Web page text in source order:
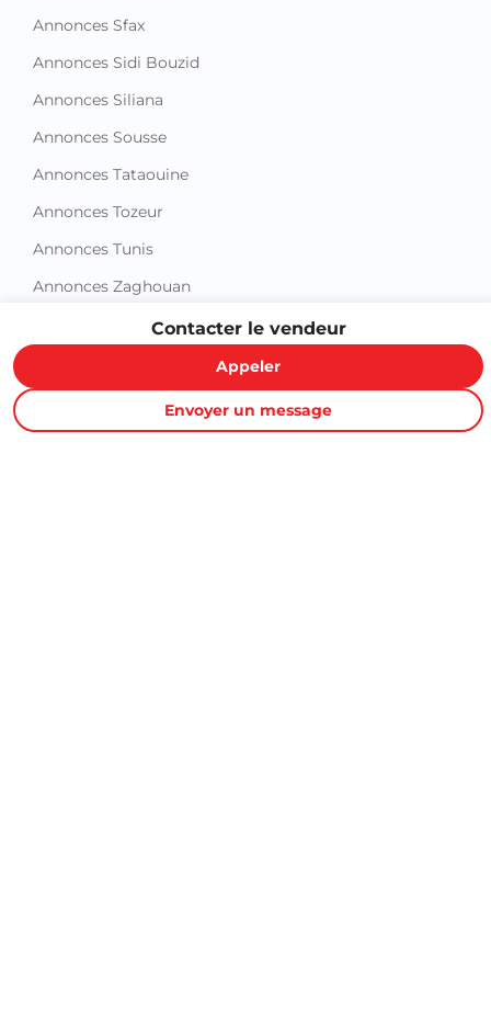
Contacter le vendeur
Appeler
Envoyer un message
Annonces Sfax
Annonces Sidi Bouzid
Annonces Siliana
Annonces Sousse
Annonces Tataouine
Annonces Tozeur
Annonces Tunis
Annonces Zaghouan